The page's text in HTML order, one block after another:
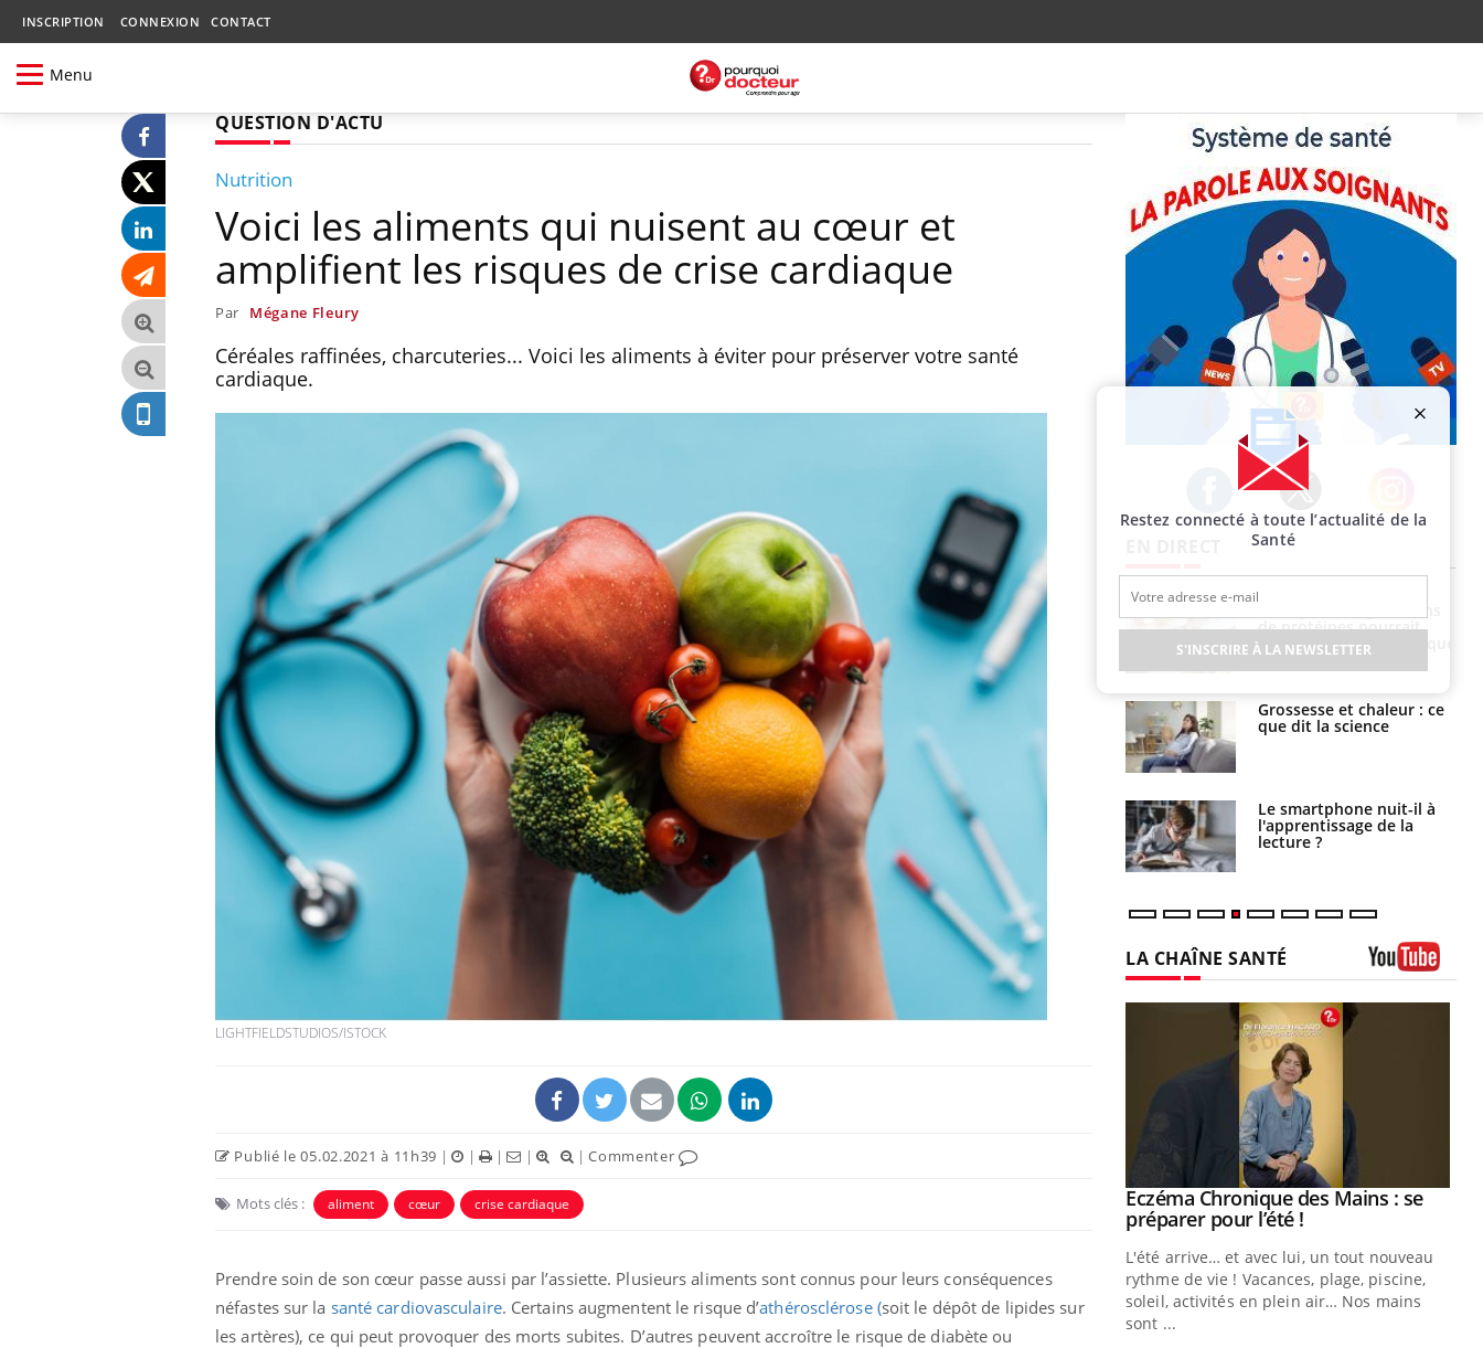
INSCRIPTION CONNEXION CONTACT
Menu
QUESTION D'ACTU
Nutrition
Voici les aliments qui nuisent au cœur et
amplifient les risques de crise cardiaque
Par Mégane Fleury
Céréales raffinées, charcuteries... Voici les aliments à éviter pour préserver votre santé
cardiaque.
LIGHTFIELDSTUDIOS/ISTOCK
Publié le 05.02.2021 à 11h39 | | | | |Commenter
Mots clés : aliment cœur crise cardiaque
Prendre soin de son cœur passe aussi par l’assiette. Plusieurs aliments sont connus pour leurs conséquences
néfastes sur la santé cardiovasculaire. Certains augmentent le risque d’athérosclérose (soit le dépôt de lipides sur
les artères), ce qui peut provoquer des morts subites. D’autres peuvent accroître le risque de diabète ou
Facebook Twitter Instagram
Cancer colorectal : une
stratégie simple aurait
changé la donne au Pays
basque
Chikungunya, dengue,
West Nile : que se passe-
t-il dans le sud de la
France ?
Les médicaments GLP-1
protègent-ils aussi les os
?
Cytomégalovirus : ce qui
change dans la prise en
charge des femmes
enceintes
La sieste empêche-t-elle
de dormir la nuit ?
VIH : la fin du comprimé
tous les jours se profile-t-
elle enfin ?
Pourquoi votre ventre
gâche-t-il les premiers
jours de vos vacances ?
Fortes chaleurs :
pourquoi le risque de
noyade grimpe-t-il ?
Le Viagra pourrait-il
freiner la propagation du
cancer ?
de protéines pourrait
finalement être bénéfique
Grossesse et chaleur : ce
que dit la science
Le smartphone nuit-il à
l'apprentissage de la
lecture ?
LA CHAÎNE SANTÉ
Eczéma Chronique des Mains :
expliquer ma maladieYoutube
d'autres non ! D'un côté, poser des
questions sur la maladie d'un proche c'est
Youtube
Carence en fer : comprendre pour
prévenirYoutube
même alopécie… Les symptômes de la
carence en fer sont multiples ce qui la rend
reste entourée d'idées reçues chez les
patients comme parfois chez les soignants.
Youtube
Eczéma Chronique des Mains : se
préparer pour l’été !Youtube
L'été arrive… et avec lui, un tout nouveau
rythme de vie ! Vacances, plage, piscine,
soleil, activités en plein air… Nos mains
sont ...
Restez connecté à toute l’actualité de la
Santé
S'INSCRIRE À LA NEWSLETTER